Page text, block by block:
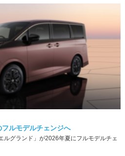
ルモデルチェンジへ
ルグランド」が2026年夏にフルモデルチェ